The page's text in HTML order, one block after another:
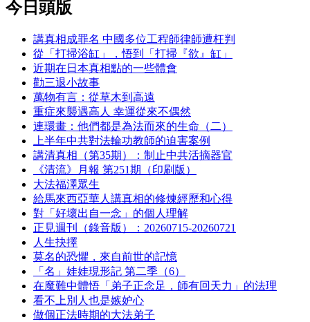
今日頭版
講真相成罪名 中國多位工程師律師遭枉判
從「打掃浴缸」，悟到「打掃『欲』缸」
近期在日本真相點的一些體會
勸三退小故事
萬物有言：從草木到高遠
重症來襲遇高人 幸運從來不偶然
連環畫：他們都是為法而來的生命（二）
上半年中共對法輪功教師的迫害案例
講清真相（第35期）：制止中共活摘器官
《清流》月報 第251期（印刷版）
大法福澤眾生
給馬來西亞華人講真相的修煉經歷和心得
對「好壞出自一念」的個人理解
正見週刊（錄音版）：20260715-20260721
人生抉擇
莫名的恐懼，來自前世的記憶
「名」娃娃現形記 第二季（6）
在魔難中體悟「弟子正念足，師有回天力」的法理
看不上別人也是嫉妒心
做個正法時期的大法弟子